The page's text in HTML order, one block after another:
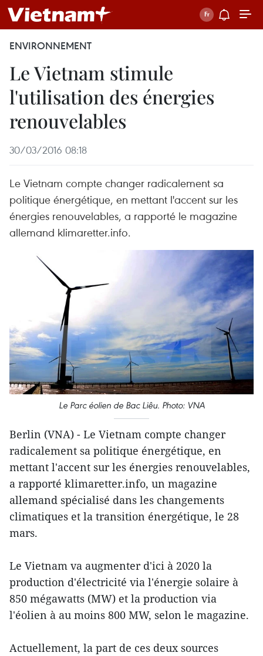
ENVIRONNEMENT
Le Vietnam stimule
l'utilisation des énergies
renouvelables
30/03/2016 08:18
Le Vietnam compte changer radicalement sa
politique énergétique, en mettant l'accent sur les
énergies renouvelables, a rapporté le magazine
allemand klimaretter.info.
Le Parc éolien de Bac Liêu. Photo: VNA
Berlin (VNA) - Le Vietnam compte changer
radicalement sa politique énergétique, en
mettant l'accent sur les énergies renouvelables,
a rapporté klimaretter.info, un magazine
allemand spécialisé dans les changements
climatiques et la transition énergétique, le 28
mars.
Le Vietnam va augmenter d'ici à 2020 la
production d'électricité via l'énergie solaire à
850 mégawatts (MW) et la production ​via
l'éolien à au moins 800 MW, selon le magazine.
Actuellement, la part de ces deux sources